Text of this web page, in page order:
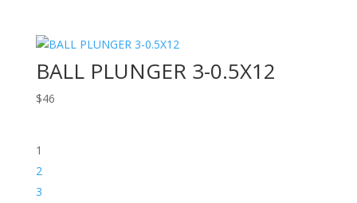
BALL PLUNGER 3-0.5X12
$46
1
2
3